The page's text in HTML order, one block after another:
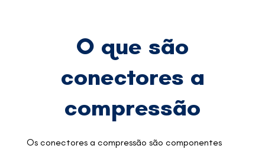
O que são
conectores a
compressão
Os conectores a compressão são componentes